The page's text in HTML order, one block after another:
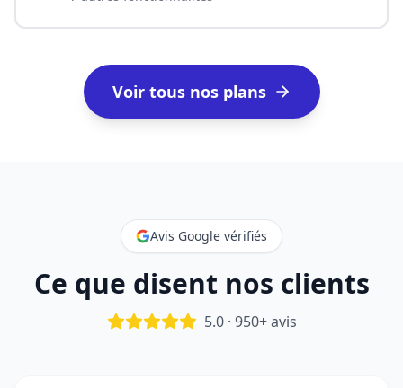
Voir tous nos plans
Avis Google vérifiés
Ce que disent nos clients
5.0 · 950+ avis